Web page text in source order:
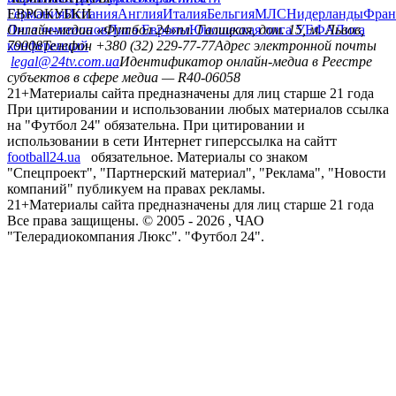
ГерманияИспанияАнглияИталияБельгияМЛСНидерланды
ЕВРОКУБКИ
Лига чемпионовЛига ЕвропыЮношеская лига УЕФАЛига
конференций
Онлайн-медиа «Футбол 24»пл. Галицкая, дом. 15, м. Львов,
79008Телефон +380 (32) 229-77-77Адрес электронной почты
legal@24tv.com.uaИдентификатор онлайн-медиа в Реестре
субъектов в сфере медиа — R40-06058
21+Материалы сайта предназначены для лиц старше 21 года
При цитировании и использовании любых материалов ссылка
на "Футбол 24" обязательна. При цитировании и
использовании в сети Интернет гиперссылка на сайтт
football24.ua
обязательное. Материалы со знаком
"Спецпроект", "Партнерский материал", "Реклама", "Новости
компаний" публикуем на правах рекламы.
21+Материалы сайта предназначены для лиц старше 21 года
Все права защищены. © 2005 - 2026 , ЧАО
"Телерадиокомпания Люкс". "Футбол 24".